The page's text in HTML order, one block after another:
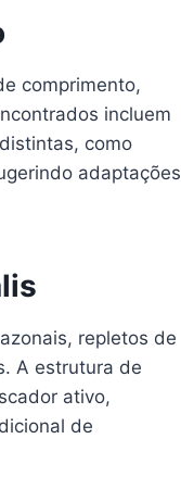
comprimento,
incluem
como
adaptações
repletos de
A estrutura de
ativo,
de